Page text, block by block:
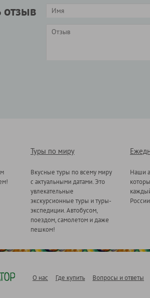
отзыв
Туры по миру
Вкусные туры по всему миру
с актуальными датами. Это
увлекательные
экскурсионные туры и туры-
экспедиции. Автобусом,
поездом, самолетом и даже
пешком!
Наши
О нас Где купить Вопросы и ответы